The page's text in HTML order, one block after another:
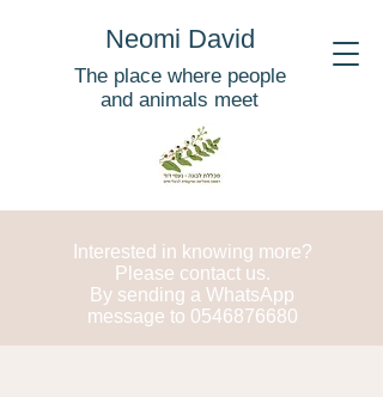
Neomi David
The place where people
and animals meet
Interested in knowing more?
Please contact us.
By sending a WhatsApp
message to 0546876680